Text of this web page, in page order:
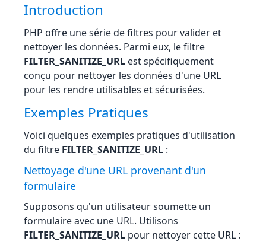
Introduction
PHP offre une série de filtres pour valider et
nettoyer les données. Parmi eux, le filtre
FILTER_SANITIZE_URL est spécifiquement
conçu pour nettoyer les données d'une URL
pour les rendre utilisables et sécurisées.
Exemples Pratiques
Voici quelques exemples pratiques d'utilisation
du filtre FILTER_SANITIZE_URL :
Nettoyage d'une URL provenant d'un
formulaire
Supposons qu'un utilisateur soumette un
formulaire avec une URL. Utilisons
FILTER_SANITIZE_URL pour nettoyer cette URL :